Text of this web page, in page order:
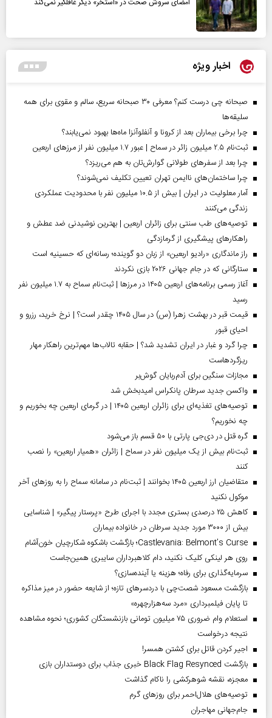
امضای سروش صحت در «استخر» دیگر غافلگیر نمی‌کند
اخبار ویژه
صبحانه چی درست کنم؟ معرفی ۳۰ صبحانه سریع، سالم و مقوی برای همه
سلیقه‌ها
چرا برخی بیماران بعد از کرونا و آنفلوآنزا ماه‌ها بهبود نمی‌یابند؟
ثبت‌نام ۲.۵ میلیون زائر در سماح | عبور ۱.۷ میلیون نفر از مرز‌های اربعین
چرا بعد از سفرهای طولانی گوارش‌تان به هم می‌ریزد؟
چرا ساختمان‌های ناایمن تهران تعیین تکلیف نمی‌شوند؟
آمار معلولیت در ایران | بیش از ۱۰.۵ میلیون نفر با محدودیت عملکردی
زندگی می‌کنند
توصیه‌های طب سنتی برای زائران اربعین | بهترین نوشیدنی ضد عطش و
راهکارهای پیشگیری از گرمازدگی
راز ماندگاری «رادیو اربعین» از زبان دو گوینده؛ رسانه‌ای که حسینیه است
ستارگانی که در جام جهانی ۲۰۲۶ بازی نکردند
آغاز رسمی برنامه‌های اربعین ۱۴۰۵ در مرز‌ها | ثبت‌نام سماح به ۱.۷ میلیون نفر
رسید
قیمت قبر در بهشت زهرا (س) در سال ۱۴۰۵ چقدر است؟ | نرخ خرید، رزرو و
احیای قبور
چرا گرد و غبار در ایران تشدید شد؟ | حقابه تالاب‌ها مهم‌ترین راهکار مهار
ریزگردهاست
مجازات سنگین برای آدم‌ربایان گوش‌بر
واکسن جدید سرطان پانکراس امیدبخش شد
توصیه‌های تغذیه‌ای برای زائران اربعین ۱۴۰۵ | در گرمای اربعین چه بخوریم و
چه نخوریم؟
گره قتل در دی‌جی پارتی با ۵۰ قسم باز می‌شود
ثبت‌نام بیش از یک میلیون نفر در سماح | زائران «همیار اربعین» را نصب
کنند
متقاضیان ارز اربعین ۱۴۰۵ بخوانند | ثبت‌نام در سامانه سماح را به روز‌های آخر
موکول نکنید
کاهش ۲۵ درصدی بستری مجدد با اجرای طرح «پرستار پیگیر» | شناسایی
بیش از ۳۰۰۰ مورد جدید سرطان در خانواده بیماران
Castlevania: Belmont’s Curse؛ بازگشت باشکوه شکارچیان خون‌آشام
روی هر لینکی کلیک نکنید، دام کلاهبرداران سایبری همین‌جاست
سرمایه‌گذاری برای رفاه؛ هزینه یا آینده‌سازی؟
بازگشت مسعود شصت‌چی با دردسر‌های تازه؛ از شایعه حضور در میز مذاکره
تا پایان فیلمبرداری «مرد سه‌هزارچهره»
استعلام وام ضروری ۷۵ میلیون تومانی بازنشستگان کشوری؛ نحوه مشاهده
نتیجه درخواست
اجیر کردن قاتل برای کشتن همسر!
بازگشت Black Flag Resynced خبری جذاب برای دوستداران بازی
معجزه، نقشه شوهرکشی را ناکام گذاشت
توصیه‌های هلال‌احمر برای روز‌های گرم
جام‌جهانی مهاجران